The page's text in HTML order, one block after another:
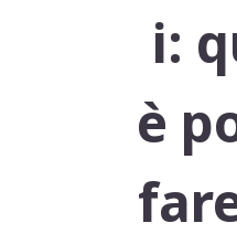
i:
è